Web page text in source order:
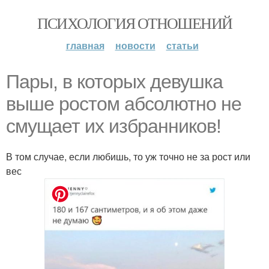
ПСИХОЛОГИЯ ОТНОШЕНИЙ
главная новости статьи
Пары, в которых девушка
выше ростом абсолютно не
смущает их избранников!
В том случае, если любишь, то уж точно не за рост или
вес